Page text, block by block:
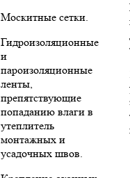
Москитные сетки.
Гидроизоляционные
и
пароизоляционные
ленты,
препятствующие
попаданию влаги в
утеплитель
монтажных и
усадочных швов.